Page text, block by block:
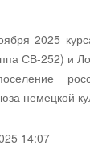
2025
СВ-252) и
поселение
немецкой
14:07